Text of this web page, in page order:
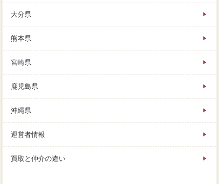
大分県
熊本県
宮崎県
鹿児島県
沖縄県
運営者情報
買取と仲介の違い